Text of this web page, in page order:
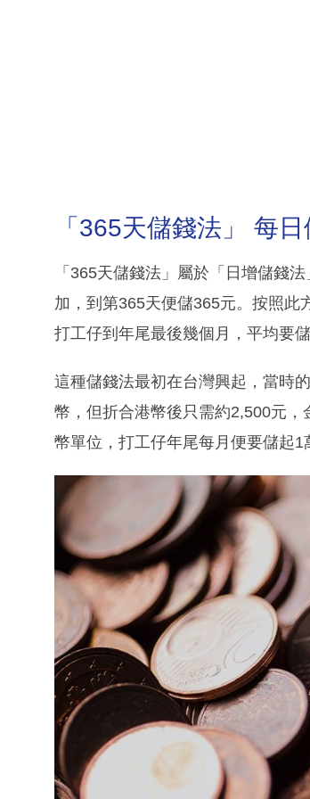
「365天儲錢法」 每
「365天儲錢法」屬於「日增儲錢
加，到第365天便儲365元。按照此
打工仔到年尾最後幾個月，平均要儲
這種儲錢法最初在台灣興起，當時
幣，但折合港幣後只需約2,500元
幣單位，打工仔年尾每月便要儲起1